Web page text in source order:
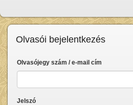
Olvasói bejelentkezés
Olvasójegy szám / e-mail cím
Jelszó